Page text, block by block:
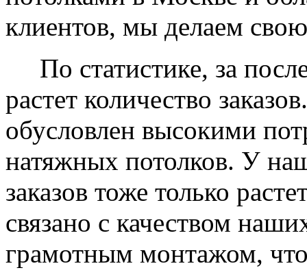
клиентов, мы делаем
По статистике, за
растет количество
обусловлен высокими
натяжных потолков. У
заказов тоже только
связано с качеством
грамотным монтажом,